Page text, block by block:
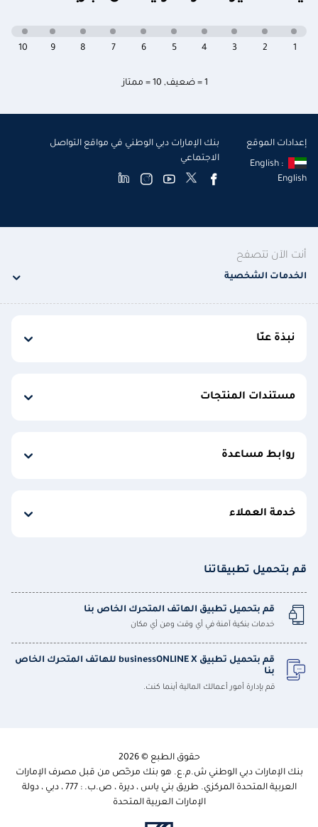
1 = ضعيف , 10 = ممتاز
10 9 8 7 6 5 4 3 2 1
إعدادات الموقع
English :
English
بنك الإمارات دبي الوطني في مواقع التواصل
الاجتماعي
أنت الآن تتصفح
الخدمات الشخصية
نبذة عنّا
مستندات المنتجات
روابط مساعدة
خدمة العملاء
قم بتحميل تطبيقاتنا
قم بتحميل تطبيق الهاتف المتحرك الخاص بنا
خدمات بنكية آمنة في أي وقت ومن أي مكان
قم بتحميل تطبيق businessONLINE X للهاتف المتحرك الخاص
بنا
قم بإدارة أمور أعمالك المالية أينما كنت.
حقوق الطبع © 2026
بنك الإمارات دبي الوطني ش.م.ع. هو بنك مرخّص من قبل مصرف الإمارات
العربية المتحدة المركزي. طريق بني ياس ، ديرة ، ص.ب. : 777 ، دبي ، دولة
الإمارات العربية المتحدة